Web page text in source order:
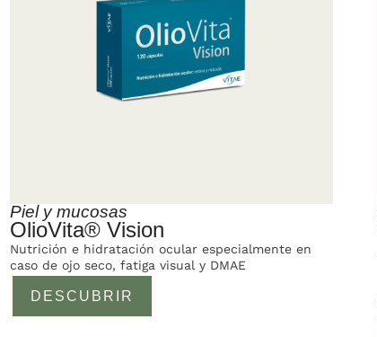
Piel y mucosas
OlioVita® Vision
DESCUBRIR
Nutrición e hidratación ocular especialmente en
caso de ojo seco, fatiga visual y DMAE